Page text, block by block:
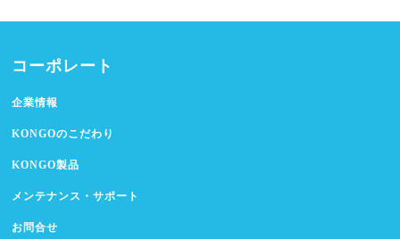
コーポレート
企業情報
KONGOのこだわり
KONGO製品
メンテナンス・サポート
お問合せ